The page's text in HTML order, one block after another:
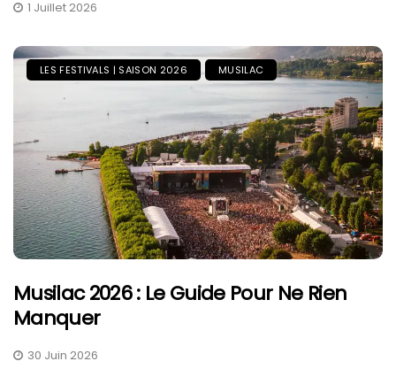
1 Juillet 2026
LES FESTIVALS | SAISON 2026 MUSILAC
Musilac 2026 : Le Guide Pour Ne Rien
Manquer
30 Juin 2026